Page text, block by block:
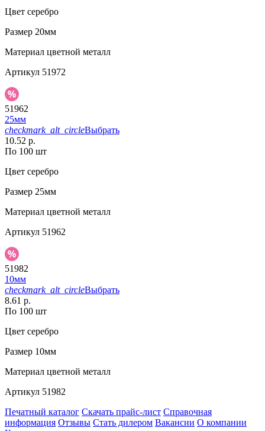
Цвет серебро
Размер 20мм
Материал цветной металл
Артикул 51972
51962
25мм
checkmark_alt_circleВыбрать
10.52 р.
По 100 шт
Цвет серебро
Размер 25мм
Материал цветной металл
Артикул 51962
51982
10мм
checkmark_alt_circleВыбрать
8.61 р.
По 100 шт
Цвет серебро
Размер 10мм
Материал цветной металл
Артикул 51982
Печатный каталог Скачать прайс-лист Справочная
информация Отзывы Стать дилером Вакансии О компании